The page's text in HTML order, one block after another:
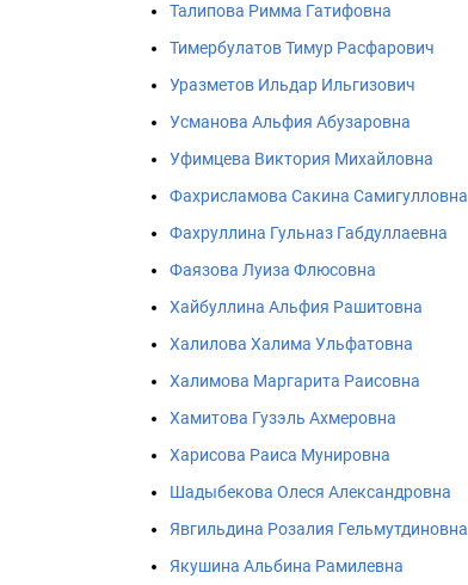
Талипова Римма Гатифовна
Тимербулатов Тимур Расфарович
Уразметов Ильдар Ильгизович
Усманова Альфия Абузаровна
Уфимцева Виктория Михайловна
Фахрисламова Сакина Самигулловна
Фахруллина Гульназ Габдуллаевна
Фаязова Луиза Флюсовна
Хайбуллина Альфия Рашитовна
Халилова Халима Ульфатовна
Халимова Маргарита Раисовна
Хамитова Гузэль Ахмеровна
Харисова Раиса Мунировна
Шадыбекова Олеся Александровна
Явгильдина Розалия Гельмутдиновна
Якушина Альбина Рамилевна